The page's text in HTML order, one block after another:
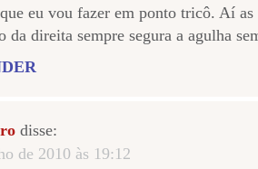
eu vou fazer em ponto tricô. Aí as
da direita sempre segura a agulha
disse:
de 2010 às 19:12